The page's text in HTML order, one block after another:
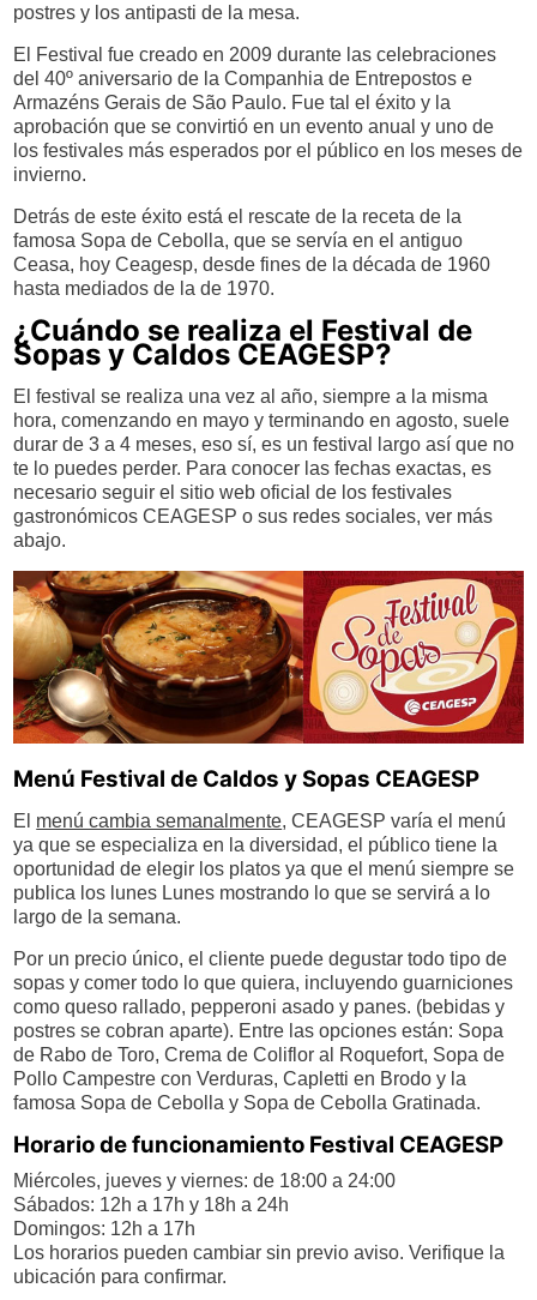
postres y los antipasti de la mesa.
El Festival fue creado en 2009 durante las celebraciones
del 40º aniversario de la Companhia de Entrepostos e
Armazéns Gerais de São Paulo. Fue tal el éxito y la
aprobación que se convirtió en un evento anual y uno de
los festivales más esperados por el público en los meses de
invierno.
Detrás de este éxito está el rescate de la receta de la
famosa Sopa de Cebolla, que se servía en el antiguo
Ceasa, hoy Ceagesp, desde fines de la década de 1960
hasta mediados de la de 1970.
¿Cuándo se realiza el Festival de
Sopas y Caldos CEAGESP?
El festival se realiza una vez al año, siempre a la misma
hora, comenzando en mayo y terminando en agosto, suele
durar de 3 a 4 meses, eso sí, es un festival largo así que no
te lo puedes perder. Para conocer las fechas exactas, es
necesario seguir el sitio web oficial de los festivales
gastronómicos CEAGESP o sus redes sociales, ver más
abajo.
Menú Festival de Caldos y Sopas CEAGESP
El menú cambia semanalmente, CEAGESP varía el menú
ya que se especializa en la diversidad, el público tiene la
oportunidad de elegir los platos ya que el menú siempre se
publica los lunes Lunes mostrando lo que se servirá a lo
largo de la semana.
Por un precio único, el cliente puede degustar todo tipo de
sopas y comer todo lo que quiera, incluyendo guarniciones
como queso rallado, pepperoni asado y panes. (bebidas y
postres se cobran aparte). Entre las opciones están: Sopa
de Rabo de Toro, Crema de Coliflor al Roquefort, Sopa de
Pollo Campestre con Verduras, Capletti en Brodo y la
famosa Sopa de Cebolla y Sopa de Cebolla Gratinada.
Horario de funcionamiento Festival CEAGESP
Miércoles, jueves y viernes: de 18:00 a 24:00
Sábados: 12h a 17h y 18h a 24h
Domingos: 12h a 17h
Los horarios pueden cambiar sin previo aviso. Verifique la
ubicación para confirmar.